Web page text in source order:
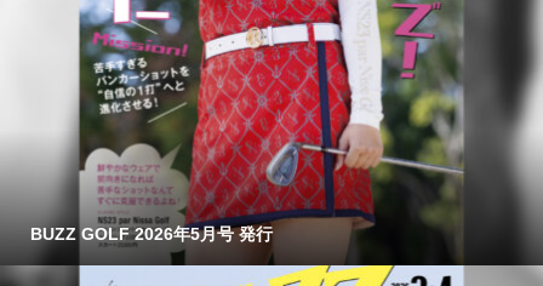
BUZZ GOLF 2026年5月号 発行